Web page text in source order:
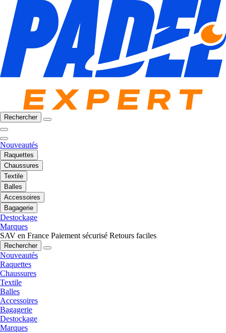
Rechercher
Nouveautés
Raquettes
Chaussures
Textile
Balles
Accessoires
Bagagerie
Destockage
Marques
SAV en France Paiement sécurisé Retours faciles
Rechercher
Nouveautés
Raquettes
Chaussures
Textile
Balles
Accessoires
Bagagerie
Destockage
Marques